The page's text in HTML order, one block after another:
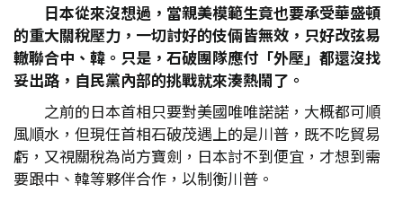
日本從來沒想過，當親美模範生竟也要承受華盛頓
的重大關稅壓力，一切討好的伎倆皆無效，只好改弦易
轍聯合中、韓。只是，石破團隊應付「外壓」都還沒找
妥出路，自民黨內部的挑戰就來湊熱鬧了。
之前的日本首相只要對美國唯唯諾諾，大概都可順
風順水，但現任首相石破茂遇上的是川普，既不吃貿易
虧，又視關稅為尚方寶劍，日本討不到便宜，才想到需
要跟中、韓等夥伴合作，以制衡川普。